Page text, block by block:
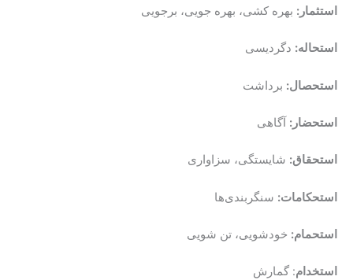
استثمار: بهره کشی، بهره جویی، برجویی
استحاله: دگردیسی
استحصال: برداشت
استحضار: آگاهی
استحقاق: شایستگی، سزاواری
استحکامات: سنگربندی‌ها
استحمام: خودشویی، تن شویی
استخدام: گمارش